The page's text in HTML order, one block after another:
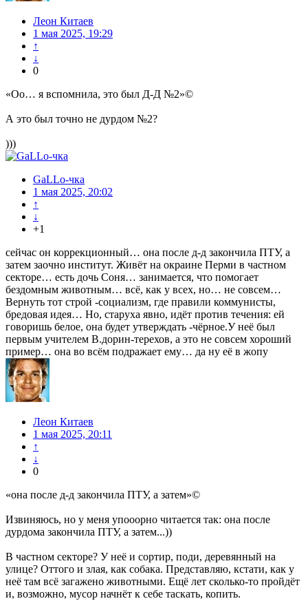
Леон Китаев
1 мая 2025, 19:29
↑
↓
0
«Оо… я вспомнила, это был Д-Д №2»©
А это был точно не дурдом №2?
)))
GaLLo-чка
1 мая 2025, 20:02
↑
↓
+1
сейчас он коррекционный… она после д-д закончила ПТУ, а
затем заочно институт. Живёт на окраине Перми в частном
секторе… есть дочь Соня… занимается, что помогает
бездомным животным… всё, как у всех, но… не совсем…
Вернуть тот строй -социализм, где правили коммунисты,
бредовая идея… Но, старуха явно, идёт против течения: ей
говоришь белое, она будет утверждать -чёрное.У неё был
первым учителем В.дорин-терехов, а это не совсем хороший
пример… она во всём подражает ему… да ну её в жопу
Леон Китаев
1 мая 2025, 20:11
↑
↓
0
«она после д-д закончила ПТУ, а затем»©
Извиняюсь, но у меня упооорно читается так: она после
дурдома закончила ПТУ, а затем...))
В частном секторе? У неё и сортир, поди, деревянный на
улице? Оттого и злая, как собака. Представляю, кстати, как у
неё там всё загажено животными. Ещё лет сколько-то пройдёт
и, возможно, мусор начнёт к себе таскать, копить.